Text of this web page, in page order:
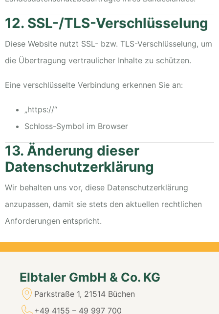
12. SSL-/TLS-Verschlüsselung
Diese Website nutzt SSL- bzw. TLS-Verschlüsselung, um
die Übertragung vertraulicher Inhalte zu schützen.
Eine verschlüsselte Verbindung erkennen Sie an:
„https://“
Schloss-Symbol im Browser
13. Änderung dieser
Datenschutzerklärung
Wir behalten uns vor, diese Datenschutzerklärung
anzupassen, damit sie stets den aktuellen rechtlichen
Anforderungen entspricht.
Elbtaler GmbH & Co. KG
Parkstraße 1, 21514 Büchen
+49 4155 – 49 997 700